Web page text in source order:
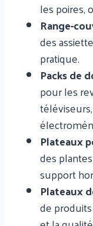
les poires,
Range-
des
pratique.
Packs de
pour les
Plateaux
des
support
Plateaux
de